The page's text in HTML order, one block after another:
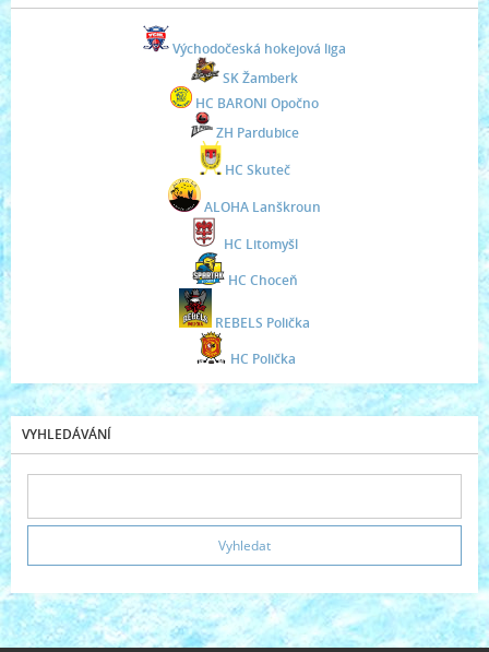
Východočeská hokejová liga
SK Žamberk
HC BARONI Opočno
ZH Pardubice
HC Skuteč
ALOHA Lanškroun
HC Litomyšl
HC Choceň
REBELS Polička
HC Polička
VYHLEDÁVÁNÍ